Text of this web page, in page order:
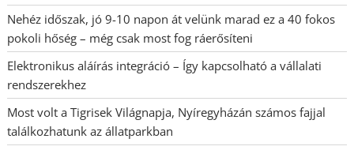
Nehéz időszak, jó 9-10 napon át velünk marad ez a 40 fokos
pokoli hőség – még csak most fog ráerősíteni
Elektronikus aláírás integráció – Így kapcsolható a vállalati
rendszerekhez
Most volt a Tigrisek Világnapja, Nyíregyházán számos fajjal
találkozhatunk az állatparkban